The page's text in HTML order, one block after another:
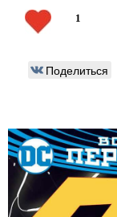
1
Поделиться